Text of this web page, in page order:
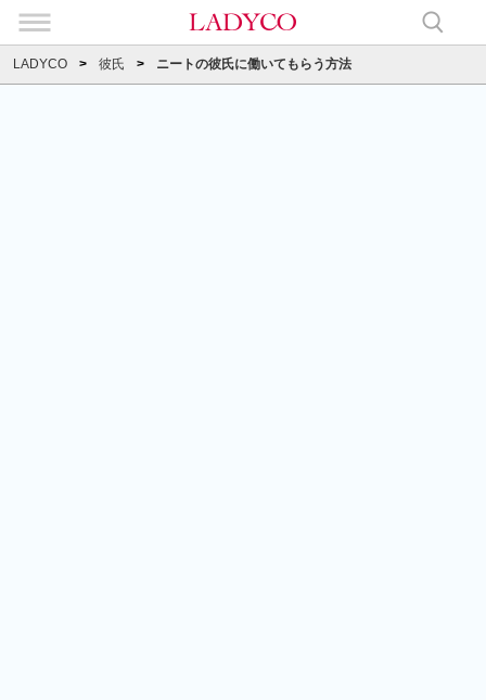
LADYCO 彼氏 ニートの彼氏に働いてもらう方法